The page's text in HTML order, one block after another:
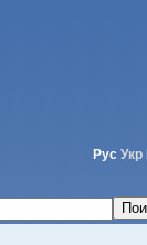
Рус Укр